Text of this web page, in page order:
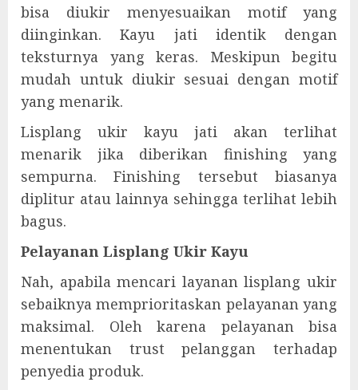
bisa diukir menyesuaikan motif yang
diinginkan. Kayu jati identik dengan
teksturnya yang keras. Meskipun begitu
mudah untuk diukir sesuai dengan motif
yang menarik.
Lisplang ukir kayu jati akan terlihat
menarik jika diberikan finishing yang
sempurna. Finishing tersebut biasanya
diplitur atau lainnya sehingga terlihat lebih
bagus.
Pelayanan Lisplang Ukir Kayu
Nah, apabila mencari layanan lisplang ukir
sebaiknya memprioritaskan pelayanan yang
maksimal. Oleh karena pelayanan bisa
menentukan trust pelanggan terhadap
penyedia produk.